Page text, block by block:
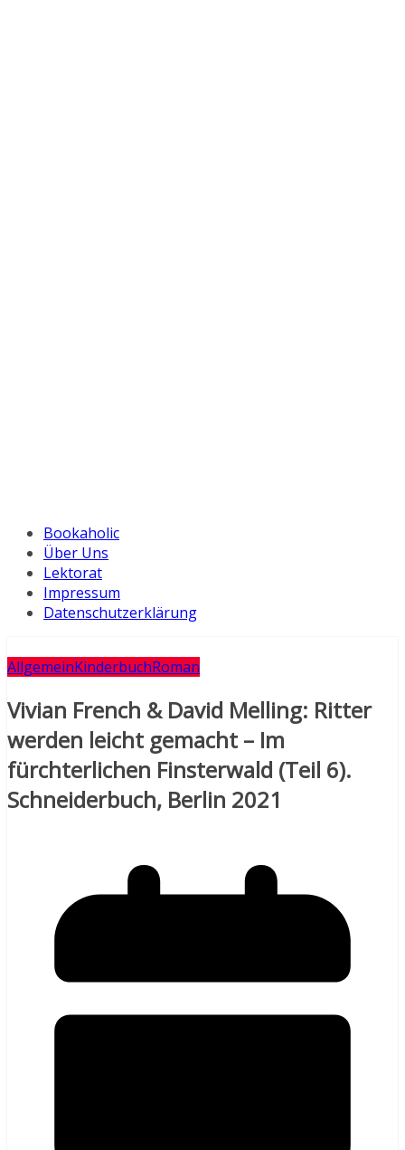
Bookaholic
Über Uns
Lektorat
Impressum
Datenschutzerklärung
AllgemeinKinderbuchRoman
Vivian French & David Melling: Ritter
werden leicht gemacht – Im
fürchterlichen Finsterwald (Teil 6).
Schneiderbuch, Berlin 2021